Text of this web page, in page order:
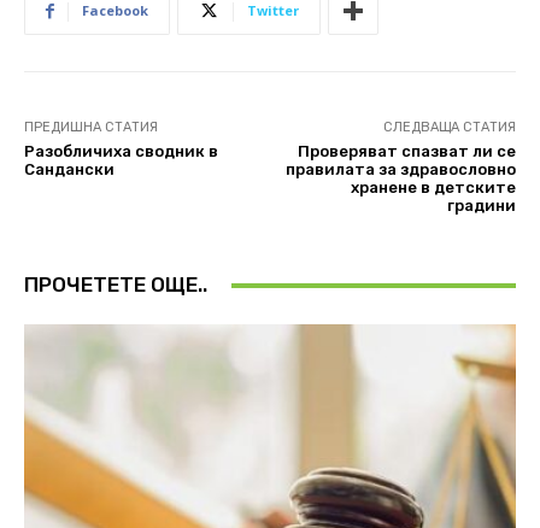
Facebook Twitter
ПРЕДИШНА СТАТИЯ
Разобличиха сводник в
Сандански
СЛЕДВАЩА СТАТИЯ
Проверяват спазват ли се
правилата за здравословно
хранене в детските
градини
ПРОЧЕТЕТЕ ОЩЕ..